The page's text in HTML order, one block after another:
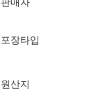
포장타입
원산지